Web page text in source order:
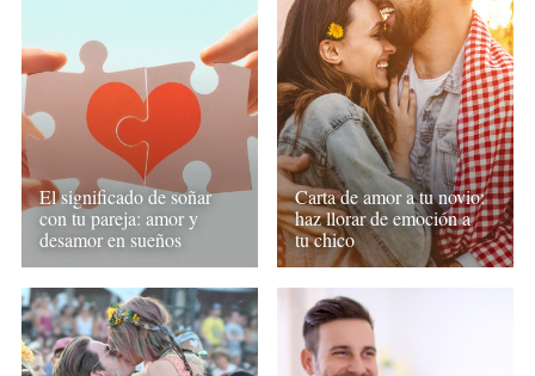
El significado de soñar
con tu pareja: amor y
desamor en sueños
Carta de amor a tu novio:
haz llorar de emoción a
tu chico